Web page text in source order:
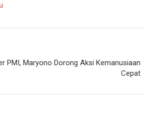
PMI, Maryono Dorong Aksi Kemanusiaan
Cepat